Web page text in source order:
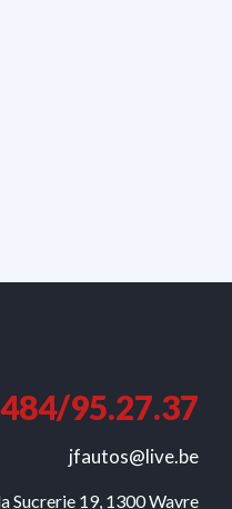
95.27.37
jfautos@live.be
Sucrerie 19, 1300 Wavre